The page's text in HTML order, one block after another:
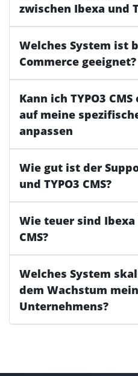
zwischen Ibexa und
Welches System ist
Commerce geeignet?
Kann ich TYPO3
auf meine
anpassen
Wie gut ist der
und TYPO3 CMS?
Wie teuer sind Ibexa
CMS?
Welches System
dem Wachstum
Unternehmens?